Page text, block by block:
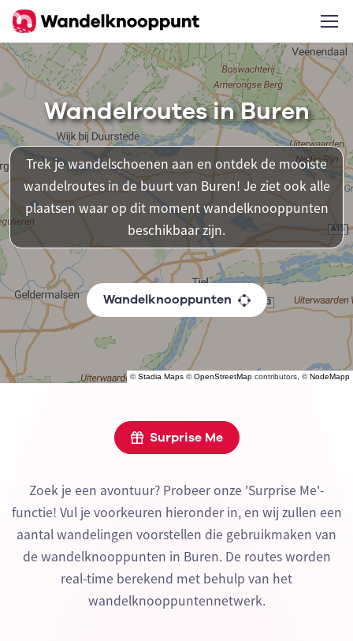
©Stadia Maps ©OpenStreetMap contributors, ©NodeMapp
Wandelroutes in Buren
Trek je wandelschoenen aan en ontdek de mooiste
wandelroutes in de buurt van Buren! Je ziet ook alle
plaatsen waar op dit moment wandelknooppunten
beschikbaar zijn.
Wandelknooppunten
Surprise Me
Zoek je een avontuur? Probeer onze 'Surprise Me'-
functie! Vul je voorkeuren hieronder in, en wij zullen een
aantal wandelingen voorstellen die gebruikmaken van
de wandelknooppunten in Buren. De routes worden
real-time berekend met behulp van het
wandelknooppuntennetwerk.